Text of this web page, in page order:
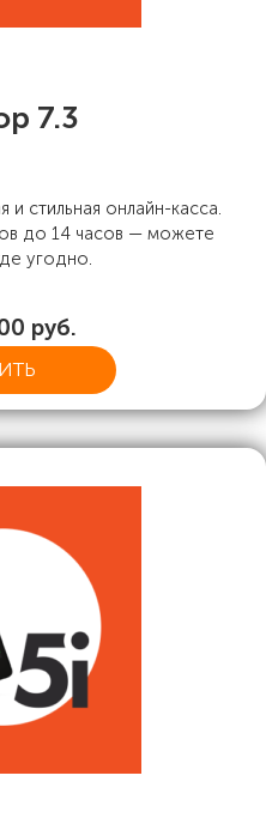
7.3
и стильная онлайн-касса.
до 14 часов — можете
угодно.
руб.